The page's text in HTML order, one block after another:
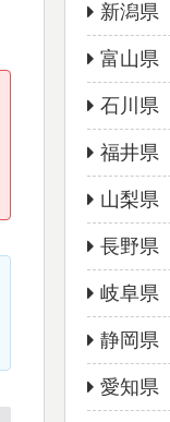
新潟県
富山県
石川県
福井県
山梨県
長野県
岐阜県
静岡県
愛知県